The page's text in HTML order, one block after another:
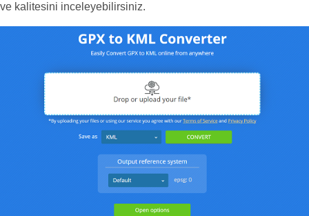
ve kalitesini inceleyebilirsiniz.